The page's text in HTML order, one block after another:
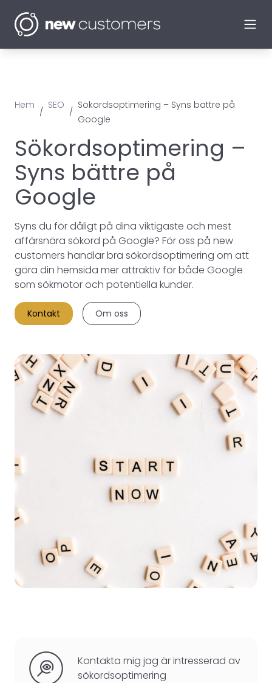
Hem
/
SEO
/
Sökordsoptimering – Syns bättre på
Google
Sökordsoptimering –
Syns bättre på
Google
Syns du för dåligt på dina viktigaste och mest
affärsnära sökord på Google? För oss på new
customers handlar bra sökordsoptimering om att
göra din hemsida mer attraktiv för både Google
som sökmotor och potentiella kunder.
Kontakt Om oss
Kontakta mig jag är intresserad av
sökordsoptimering